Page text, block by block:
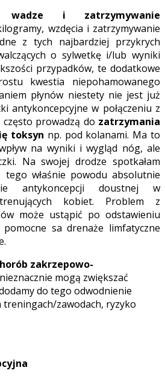
wadze i zatrzymywanie
wzdęcia i zatrzymywanie
z tych najbardziej przykrych
o sylwetkę i/lub wyniki
przypadków, te dodatkowe
kwestia niepohamowanego
płynów niestety nie jest już
antykoncepcyjne w połączeniu z
często prowadzą do zatrzymania
toksyn np. pod kolanami. Ma to
na wyniki i wygląd nóg, ale
Na swojej drodze spotkałam
właśnie powodu absolutnie
antykoncepcji doustnej w
kobiet. Problem z
może ustąpić po odstawieniu
sa drenaże limfatyczne
zakrzepowo-
mogą zwiększać
do tego odwodnienie
zawodach, ryzyko